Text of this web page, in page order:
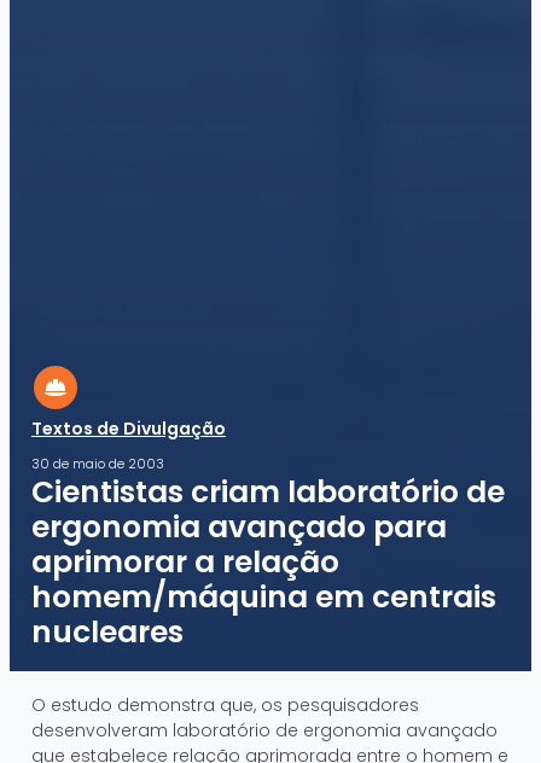
Textos de Divulgação
30 de maio de 2003
Cientistas criam laboratório de
ergonomia avançado para
aprimorar a relação
homem/máquina em centrais
nucleares
O estudo demonstra que, os pesquisadores
desenvolveram laboratório de ergonomia avançado
que estabelece relação aprimorada entre o homem e